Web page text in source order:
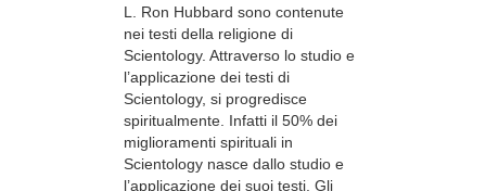
L. Ron Hubbard sono contenute
nei testi della religione di
Scientology. Attraverso lo studio e
l’applicazione dei testi di
Scientology, si progredisce
spiritualmente. Infatti il 50% dei
miglioramenti spirituali in
Scientology nasce dallo studio e
l’applicazione dei suoi testi. Gli